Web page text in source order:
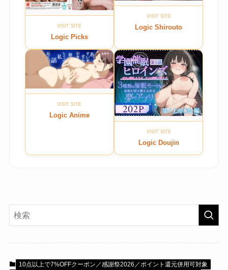
VISIT SITE
Logic Picks
VISIT SITE
Logic Shirouto
VISIT SITE
Logic Anime
VISIT SITE
Logic Doujin
10点以上で7%OFFクーポン／感謝祭2026／ポイント還元併用可対象